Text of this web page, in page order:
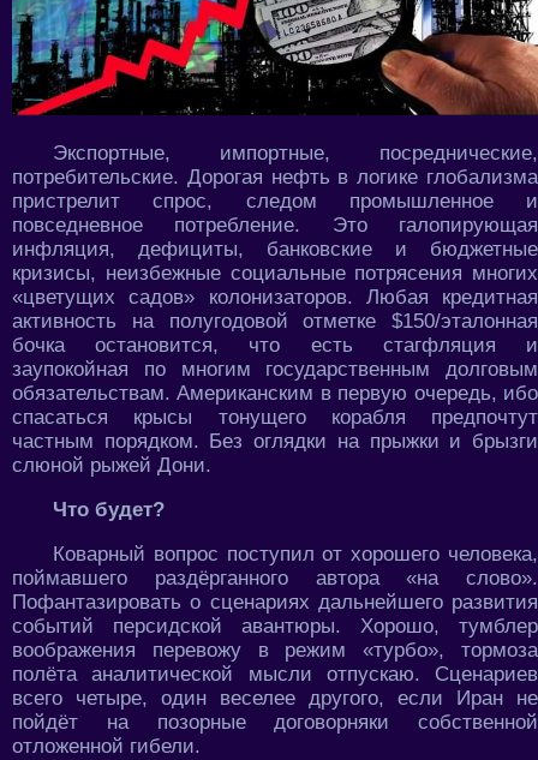
Экспортные, импортные, посреднические,
потребительские. Дорогая нефть в логике глобализма
пристрелит спрос, следом промышленное и
повседневное потребление. Это галопирующая
инфляция, дефициты, банковские и бюджетные
кризисы, неизбежные социальные потрясения многих
«цветущих садов» колонизаторов. Любая кредитная
активность на полугодовой отметке $150/эталонная
бочка остановится, что есть стагфляция и
заупокойная по многим государственным долговым
обязательствам. Американским в первую очередь, ибо
спасаться крысы тонущего корабля предпочтут
частным порядком. Без оглядки на прыжки и брызги
слюной рыжей Дони.
Что будет?
Коварный вопрос поступил от хорошего человека,
поймавшего раздёрганного автора «на слово».
Пофантазировать о сценариях дальнейшего развития
событий персидской авантюры. Хорошо, тумблер
воображения перевожу в режим «турбо», тормоза
полёта аналитической мысли отпускаю. Сценариев
всего четыре, один веселее другого, если Иран не
пойдёт на позорные договорняки собственной
отложенной гибели.